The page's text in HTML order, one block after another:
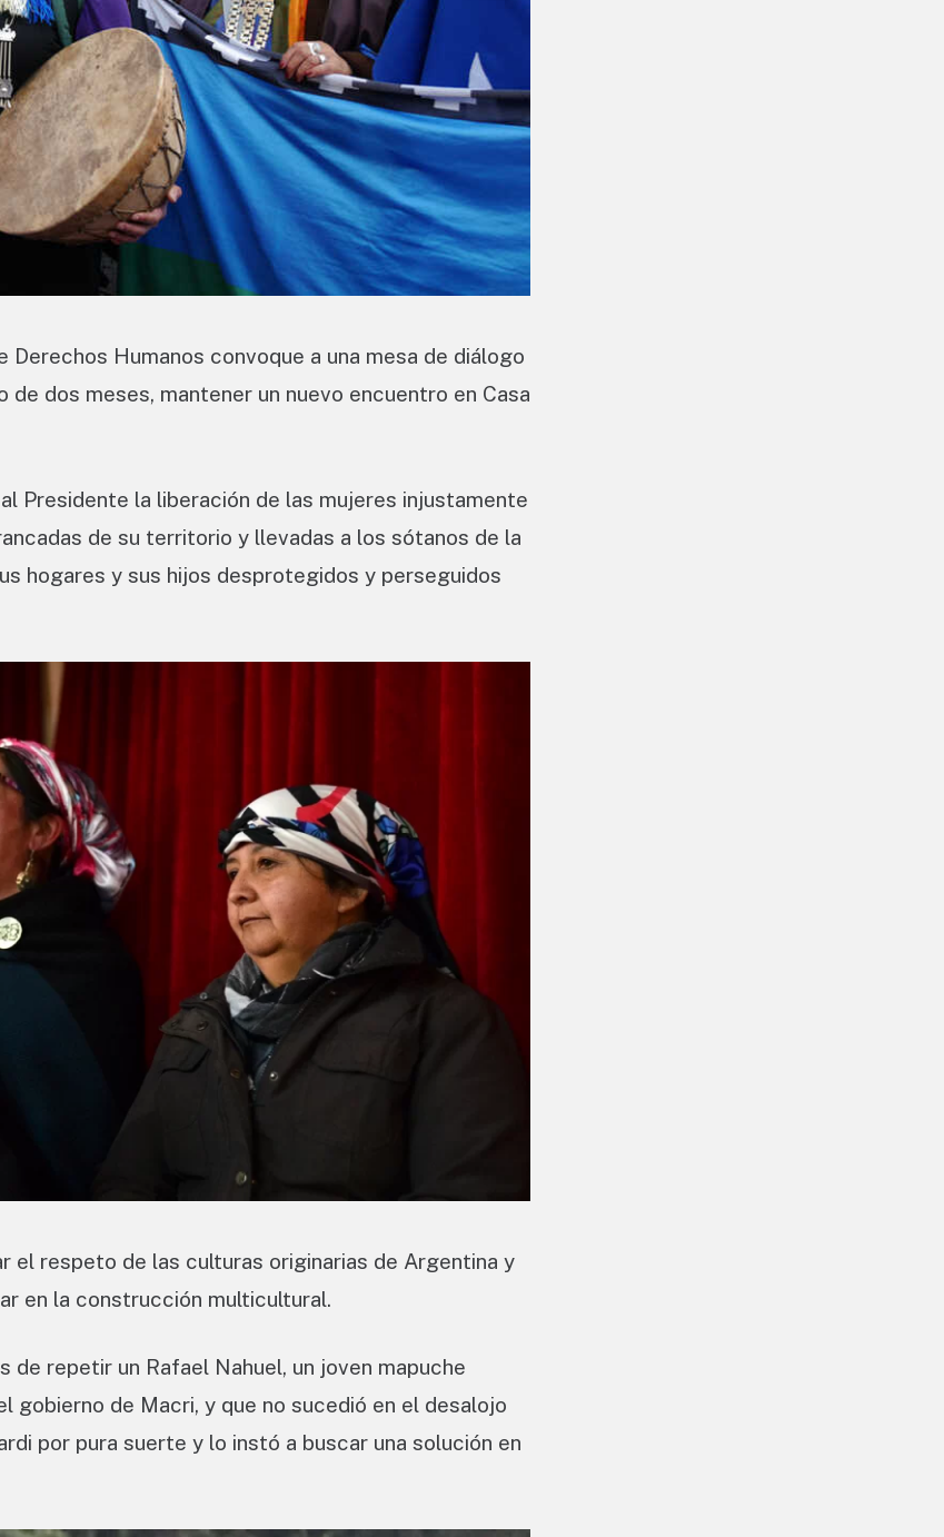
Humanos convoque a una mesa de diálogo
dos meses, mantener un nuevo encuentro en Casa
Presidente la liberación de las mujeres injustamente
de su territorio y llevadas a los sótanos de la
hogares y sus hijos desprotegidos y perseguidos
el respeto de las culturas originarias de Argentina y
en la construcción multicultural.
repetir un Rafael Nahuel, un joven mapuche
gobierno de Macri, y que no sucedió en el desalojo
por pura suerte y lo instó a buscar una solución en